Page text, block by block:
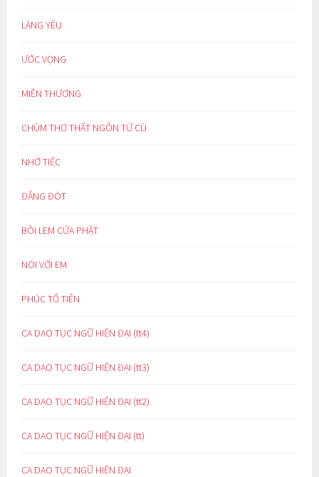
LÀNG YÊU
ƯỚC VỌNG
MIỀN THƯƠNG
CHÙM THƠ THẤT NGÔN TỨ CÚ
NHỚ TIẾC
ĐẮNG ĐÓT
BÔI LEM CỬA PHẬT
NÓI VỚI EM
PHÚC TỔ TIÊN
CA DAO TỤC NGỮ HIỆN ĐẠI (tt4)
CA DAO TỤC NGỮ HIỆN ĐẠI (tt3)
CA DAO TỤC NGỮ HIỆN ĐẠI (tt2)
CA DAO TỤC NGỮ HIỆN ĐẠI (tt)
CA DAO TỤC NGỮ HIỆN ĐẠI